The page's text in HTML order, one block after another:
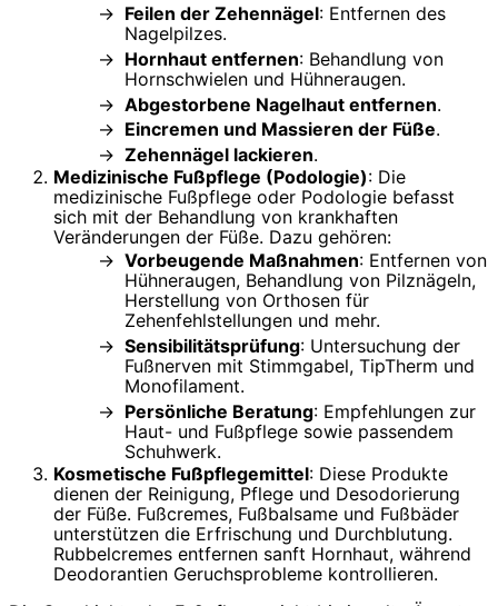
Feilen der Zehennägel: Entfernen des
Nagelpilzes.
Hornhaut entfernen: Behandlung von
Hornschwielen und Hühneraugen.
Abgestorbene Nagelhaut entfernen.
Eincremen und Massieren der Füße.
Zehennägel lackieren.
Medizinische Fußpflege (Podologie): Die
medizinische Fußpflege oder Podologie befasst
sich mit der Behandlung von krankhaften
Veränderungen der Füße. Dazu gehören:
Vorbeugende Maßnahmen: Entfernen von
Hühneraugen, Behandlung von Pilznägeln,
Herstellung von Orthosen für
Zehenfehlstellungen und mehr.
Sensibilitätsprüfung: Untersuchung der
Fußnerven mit Stimmgabel, TipTherm und
Monofilament.
Persönliche Beratung: Empfehlungen zur
Haut- und Fußpflege sowie passendem
Schuhwerk.
Kosmetische Fußpflegemittel: Diese Produkte
dienen der Reinigung, Pflege und Desodorierung
der Füße. Fußcremes, Fußbalsame und Fußbäder
unterstützen die Erfrischung und Durchblutung.
Rubbelcremes entfernen sanft Hornhaut, während
Deodorantien Geruchsprobleme kontrollieren.